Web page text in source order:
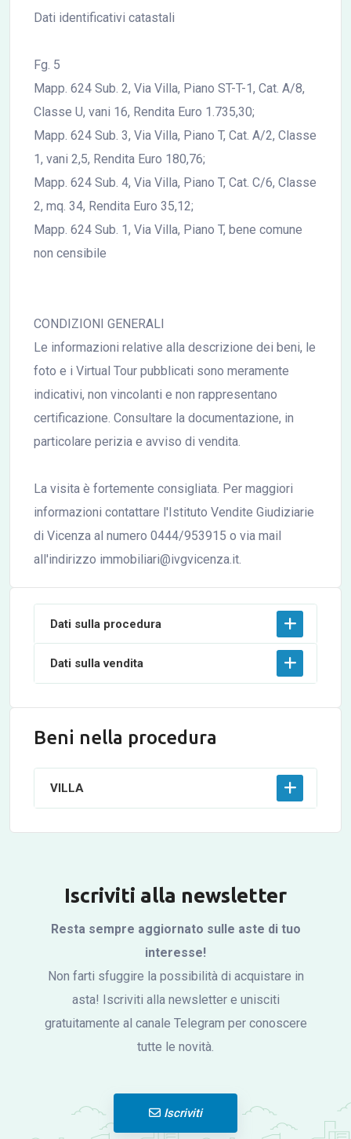
Dati identificativi catastali
Fg. 5
Mapp. 624 Sub. 2, Via Villa, Piano ST-T-1, Cat. A/8,
Classe U, vani 16, Rendita Euro 1.735,30;
Mapp. 624 Sub. 3, Via Villa, Piano T, Cat. A/2, Classe
1, vani 2,5, Rendita Euro 180,76;
Mapp. 624 Sub. 4, Via Villa, Piano T, Cat. C/6, Classe
2, mq. 34, Rendita Euro 35,12;
Mapp. 624 Sub. 1, Via Villa, Piano T, bene comune
non censibile
CONDIZIONI GENERALI
Le informazioni relative alla descrizione dei beni, le
foto e i Virtual Tour pubblicati sono meramente
indicativi, non vincolanti e non rappresentano
certificazione. Consultare la documentazione, in
particolare perizia e avviso di vendita.
La visita è fortemente consigliata. Per maggiori
informazioni contattare l'Istituto Vendite Giudiziarie
di Vicenza al numero 0444/953915 o via mail
all'indirizzo immobiliari@ivgvicenza.it.
Dati sulla procedura
Dati sulla vendita
Beni nella procedura
VILLA
Iscriviti alla newsletter
Resta sempre aggiornato sulle aste di tuo
interesse!
Non farti sfuggire la possibilità di acquistare in
asta! Iscriviti alla newsletter e unisciti
gratuitamente al canale Telegram per conoscere
tutte le novità.
Iscriviti